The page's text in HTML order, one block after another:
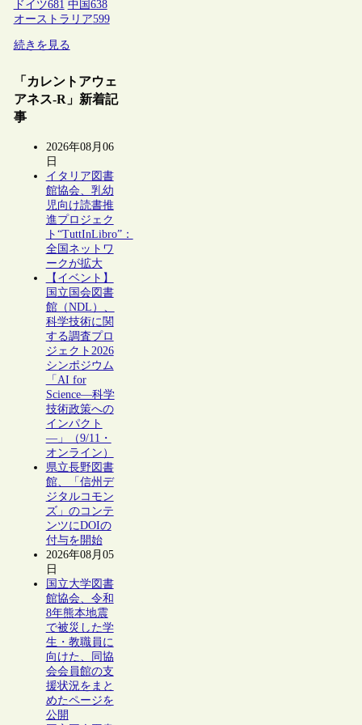
ドイツ681 中国 638
オーストラリア599
続きを見る
「カレントアウェ
アネス-R」新着記
事
2026年08月06
日
イタリア図書
館協会、乳幼
児向け読書推
進プロジェク
ト“TuttInLibro”：
全国ネットワ
ークが拡大
【イベント】
国立国会図書
館（NDL）、
科学技術に関
する調査プロ
ジェクト2026
シンポジウム
「AI for
Science―科学
技術政策への
インパクト
―」（9/11・
オンライン）
県立長野図書
館、「信州デ
ジタルコモン
ズ」のコンテ
ンツにDOIの
付与を開始
2026年08月05
日
国立大学図書
館協会、令和
8年熊本地震
で被災した学
生・教職員に
向けた、同協
会会員館の支
援状況をまと
めたページを
公開